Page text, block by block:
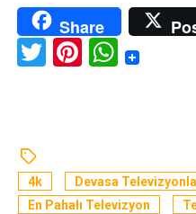
Share
Twitter
Pinterest
4k
Devasa
En Pahalı Televizyon